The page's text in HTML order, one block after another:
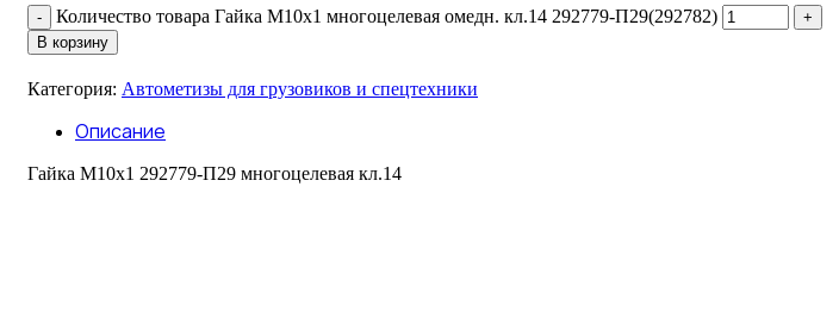
Количество товара Гайка М10х1 многоцелевая омедн. кл.14 292779-П29(292782)
В корзину
Категория: Автометизы для грузовиков и спецтехники
Описание
Гайка М10х1 292779-П29 многоцелевая кл.14